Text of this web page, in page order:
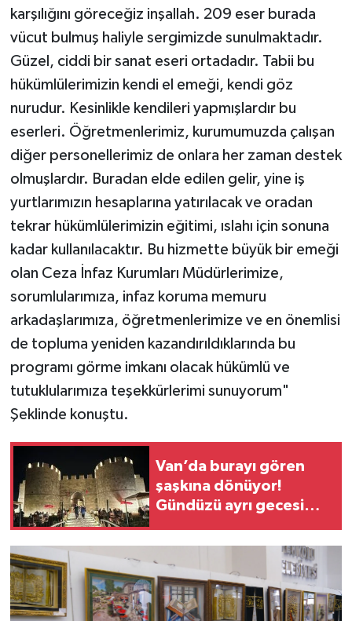
karşılığını göreceğiz inşallah. 209 eser burada
vücut bulmuş haliyle sergimizde sunulmaktadır.
Güzel, ciddi bir sanat eseri ortadadır. Tabii bu
hükümlülerimizin kendi el emeği, kendi göz
nurudur. Kesinlikle kendileri yapmışlardır bu
eserleri. Öğretmenlerimiz, kurumumuzda çalışan
diğer personellerimiz de onlara her zaman destek
olmuşlardır. Buradan elde edilen gelir, yine iş
yurtlarımızın hesaplarına yatırılacak ve oradan
tekrar hükümlülerimizin eğitimi, ıslahı için sonuna
kadar kullanılacaktır. Bu hizmette büyük bir emeği
olan Ceza İnfaz Kurumları Müdürlerimize,
sorumlularımıza, infaz koruma memuru
arkadaşlarımıza, öğretmenlerimize ve en önemlisi
de topluma yeniden kazandırıldıklarında bu
programı görme imkanı olacak hükümlü ve
tutuklularımıza teşekkürlerimi sunuyorum"
Şeklinde konuştu.
Van’da burayı gören
şaşkına dönüyor!
Gündüzü ayrı gecesi